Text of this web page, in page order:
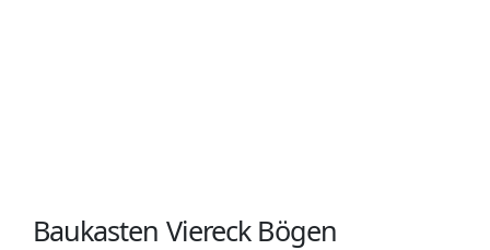
Baukasten Viereck Bögen